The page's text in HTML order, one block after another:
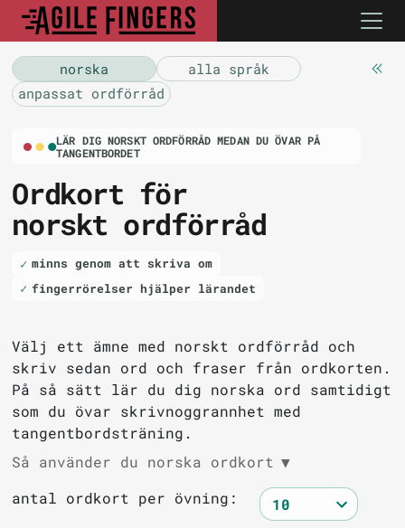
norska
alla språk
anpassat ordförråd
LÄR DIG NORSKT ORDFÖRRÅD MEDAN DU ÖVAR PÅ
TANGENTBORDET
Ordkort för
norskt ordförråd
minns genom att skriva om
fingerrörelser hjälper lärandet
Välj ett ämne med norskt ordförråd och
skriv sedan ord och fraser från ordkorten.
På så sätt lär du dig norska ord samtidigt
som du övar skrivnoggrannhet med
tangentbordsträning.
Så använder du norska ordkort ▼
antal ordkort per övning: